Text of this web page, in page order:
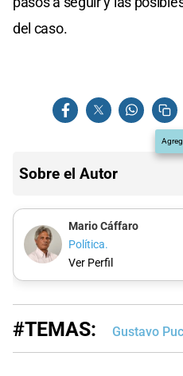
del caso.
Sobre el Autor
Mario Cáffaro
Política.
Ver Perfil
#TEMAS: Gustavo